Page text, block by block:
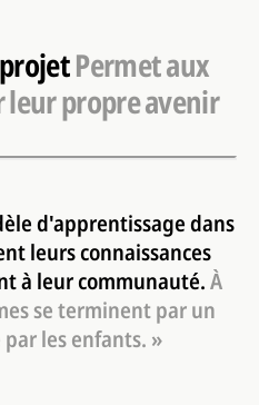
Permet aux
leur propre avenir
d'apprentissage dans
leurs connaissances
à leur communauté.À
se terminent par un
les enfants. »